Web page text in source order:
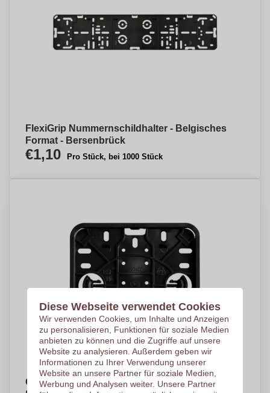
FlexiGrip Nummernschildhalter - Belgisches
Format - Bersenbrück
€1,10 Pro Stück, bei 1000 Stück
Quadratischer Kennzeichenhalter -
Diese Webseite verwendet Cookies
Wir verwenden Cookies, um Inhalte und Anzeigen
zu personalisieren, Funktionen für soziale Medien
anbieten zu können und die Zugriffe auf unsere
Website zu analysieren. Außerdem geben wir
Informationen zu Ihrer Verwendung unserer
Website an unsere Partner für soziale Medien,
Werbung und Analysen weiter. Unsere Partner